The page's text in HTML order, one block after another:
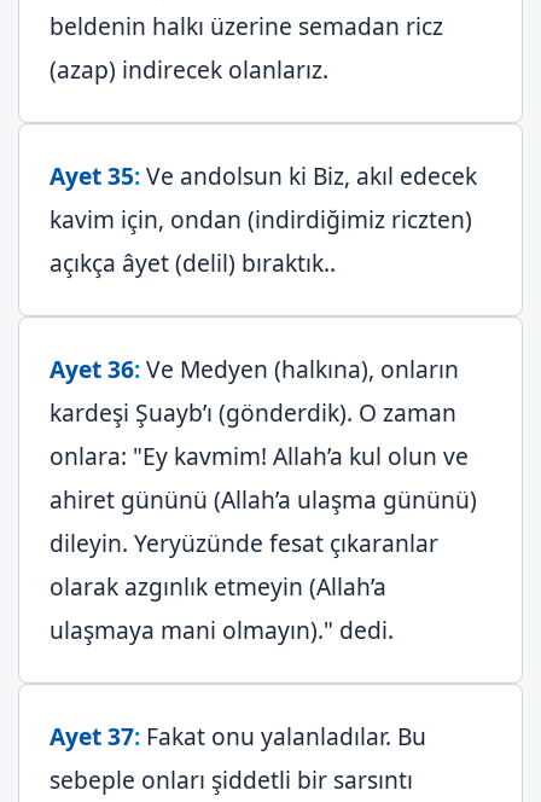
beldenin halkı üzerine semadan ricz
(azap) indirecek olanlarız.
Ayet 35:Ve andolsun ki Biz, akıl edecek
kavim için, ondan (indirdiğimiz riczten)
açıkça âyet (delil) bıraktık..
Ayet 36:Ve Medyen (halkına), onların
kardeşi Şuayb’ı (gönderdik). O zaman
onlara: "Ey kavmim! Allah’a kul olun ve
ahiret gününü (Allah’a ulaşma gününü)
dileyin. Yeryüzünde fesat çıkaranlar
olarak azgınlık etmeyin (Allah’a
ulaşmaya mani olmayın)." dedi.
Ayet 37: Fakat onu yalanladılar. Bu
sebeple onları şiddetli bir sarsıntı